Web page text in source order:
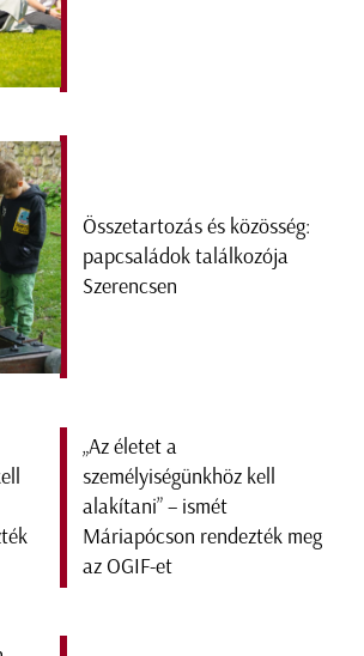
Összetartozás és közösség:
papcsaládok találkozója
Szerencsen
„Az életet a
személyiségünkhöz kell
alakítani” – ismét
Máriapócson rendezték meg
az OGIF-et